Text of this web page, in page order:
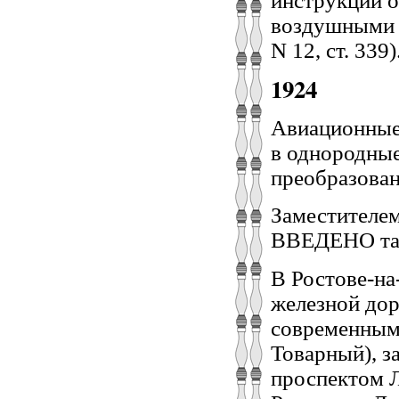
N 12, ст.
1924
в
ВВЕДЕНО
В Ростове-
железной
Товарный),
проспектом